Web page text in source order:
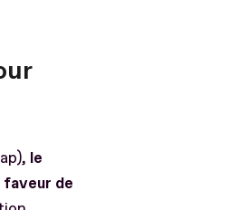
le
faveur de